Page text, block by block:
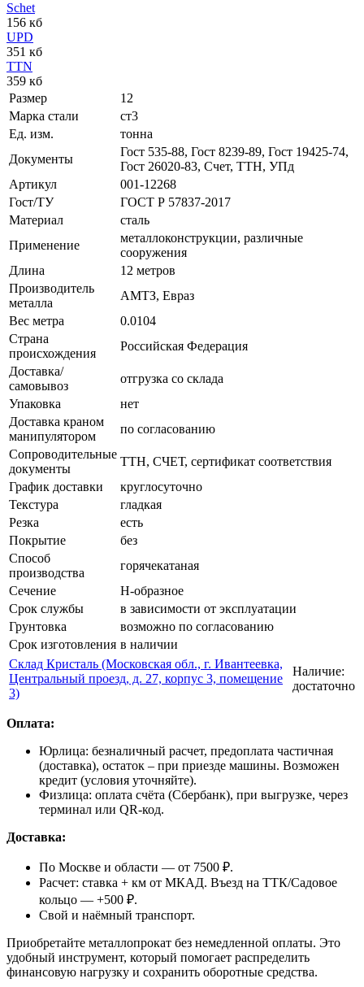
Schet
156 кб
UPD
351 кб
TTN
359 кб
Размер
12
Марка стали
ст3
Ед. изм.
тонна
Документы
Гост 535-88, Гост 8239-89, Гост 19425-74,
Гост 26020-83, Счет, ТТН, УПд
Артикул
001-12268
Гост/ТУ
ГОСТ Р 57837-2017
Материал
сталь
Применение
металлоконструкции, различные
сооружения
Длина
12 метров
Производитель
металла
АМТЗ, Евраз
Вес метра
0.0104
Страна
происхождения
Российская Федерация
Доставка/
самовывоз
отгрузка со склада
Упаковка
нет
Доставка краном
манипулятором
по согласованию
Сопроводительные
документы
ТТН, СЧЕТ, сертификат соответствия
График доставки
круглосуточно
Текстура
гладкая
Резка
есть
Покрытие
без
Способ
производства
горячекатаная
Сечение
Н-образное
Срок службы
в зависимости от эксплуатации
Грунтовка
возможно по согласованию
Срок изготовления в наличии
Склад Кристаль (Московская обл., г. Ивантеевка,
Центральный проезд, д. 27, корпус 3, помещение
3)
Наличие:
достаточно
Оплата:
Юрлица: безналичный расчет, предоплата частичная
(доставка), остаток – при приезде машины. Возможен
кредит (условия уточняйте).
Физлица: оплата счёта (Сбербанк), при выгрузке, через
терминал или QR-код.
Доставка:
По Москве и области — от 7500 ₽.
Расчет: ставка + км от МКАД. Въезд на ТТК/Садовое
кольцо — +500 ₽.
Свой и наёмный транспорт.
Приобретайте металлопрокат без немедленной оплаты. Это
удобный инструмент, который помогает распределить
финансовую нагрузку и сохранить оборотные средства.